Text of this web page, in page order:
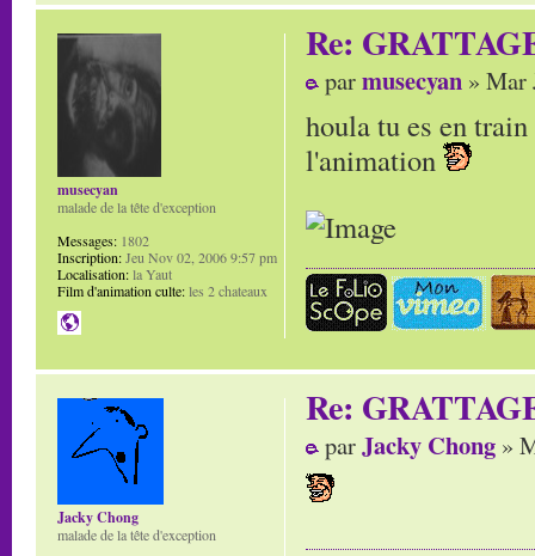
Re:
parmusecyan » Mar
houla tu es en
l'animation
musecyan
malade de la tête d'exception
Messages: 1802
Inscription:Jeu Nov 02, 2006 9:57 pm
Localisation:la Yaut
Film d'animation culte:les 2 chateaux
Re:
parJacky Chong »
Jacky Chong
malade de la tête d'exception